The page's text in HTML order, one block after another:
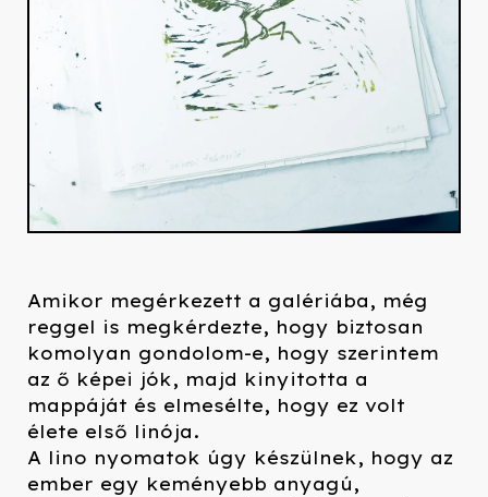
Amikor megérkezett a galériába, még
reggel is megkérdezte, hogy biztosan
komolyan gondolom-e, hogy szerintem
az ő képei jók, majd kinyitotta a
mappáját és elmesélte, hogy ez volt
élete első linója.
A lino nyomatok úgy készülnek, hogy az
ember egy keményebb anyagú,